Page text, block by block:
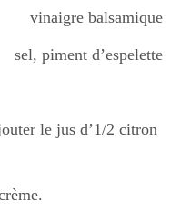
vinaigre balsamique
sel, piment d’espelette
le jus d’1/2 citron